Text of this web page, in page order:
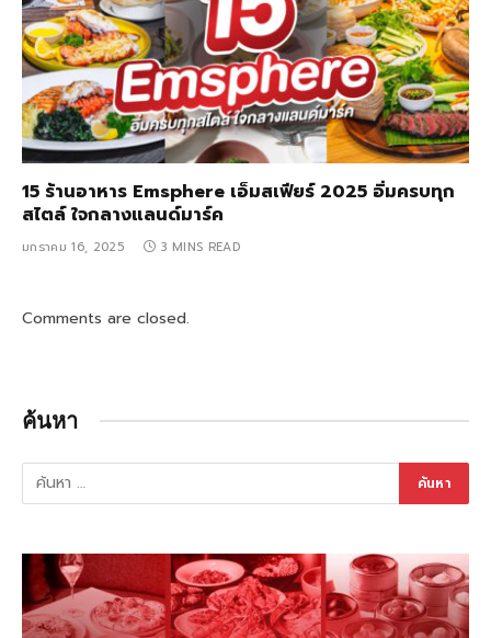
15 ร้านอาหาร Emsphere เอ็มสเฟียร์ 2025 อิ่มครบทุก
สไตล์ ใจกลางแลนด์มาร์ค
มกราคม 16, 2025 3 MINS READ
Comments are closed.
ค้นหา